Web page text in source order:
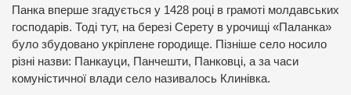
Панка вперше згадується у 1428 році в грамоті молдавських
господарів. Тоді тут, на березі Серету в урочищі «Паланка»
було збудовано укріплене городище. Пізніше село носило
різні назви: Панкауци, Панчешти, Панковці, а за часи
комуністичної влади село називалось Клинівка.